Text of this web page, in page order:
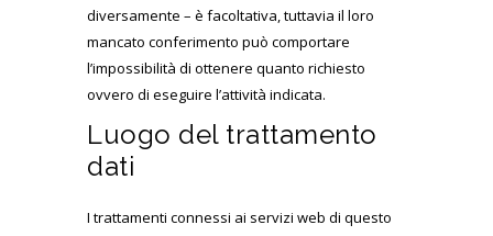
diversamente – è facoltativa, tuttavia il loro
mancato conferimento può comportare
l’impossibilità di ottenere quanto richiesto
ovvero di eseguire l’attività indicata.
Luogo del trattamento
dati
I trattamenti connessi ai servizi web di questo